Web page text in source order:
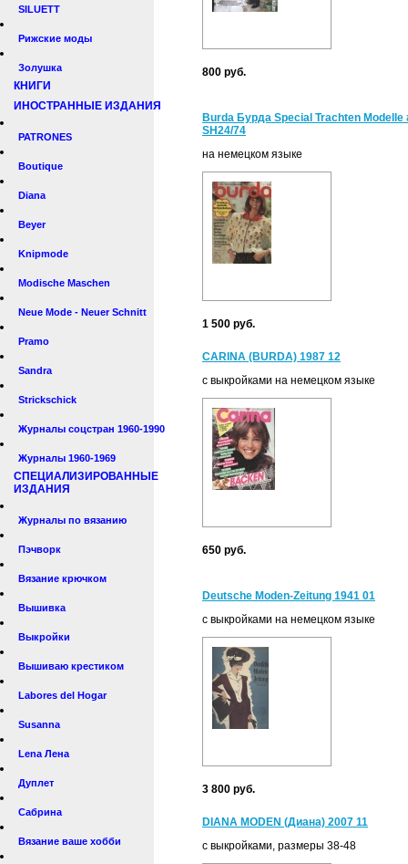
SILUETT
Рижские моды
Золушка
КНИГИ
ИНОСТРАННЫЕ ИЗДАНИЯ
PATRONES
Boutique
Diana
Beyer
Knipmode
Modische Maschen
Neue Mode - Neuer Schnitt
Pramo
Sandra
Strickschick
Журналы соцстран 1960-1990
Журналы 1960-1969
СПЕЦИАЛИЗИРОВАННЫЕ
ИЗДАНИЯ
Журналы по вязанию
Пэчворк
Вязание крючком
Вышивка
Выкройки
Вышиваю крестиком
Labores del Hogar
Susanna
Lena Лена
Дуплет
Сабрина
Вязание ваше хобби
800 руб.
Burda Бурда Special Trachten Modelle
SH24/74
на немецком языке
1 500 руб.
CARINA (BURDA) 1987 12
с выкройками на немецком языке
650 руб.
Deutsche Moden-Zeitung 1941 01
с выкройками на немецком языке
3 800 руб.
DIANA MODEN (Диана) 2007 11
с выкройками, размеры 38-48